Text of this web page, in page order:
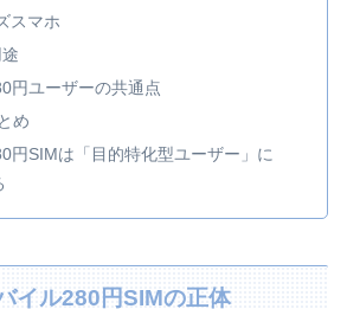
スマホ
円ユーザーの共通点
め
円SIMは「目的特化型ユーザー」に
イル280円SIMの正体